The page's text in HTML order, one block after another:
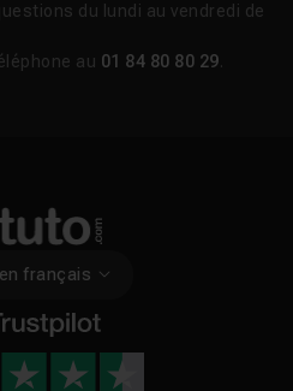
du lundi au vendredi de
au 01 84 80 80 29
français